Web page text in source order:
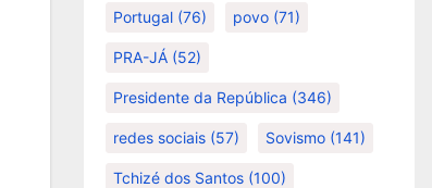
Portugal (76) povo (71)
PRA-JÁ (52)
Presidente da República (346)
redes sociais (57) Sovismo (141)
Tchizé dos Santos (100)